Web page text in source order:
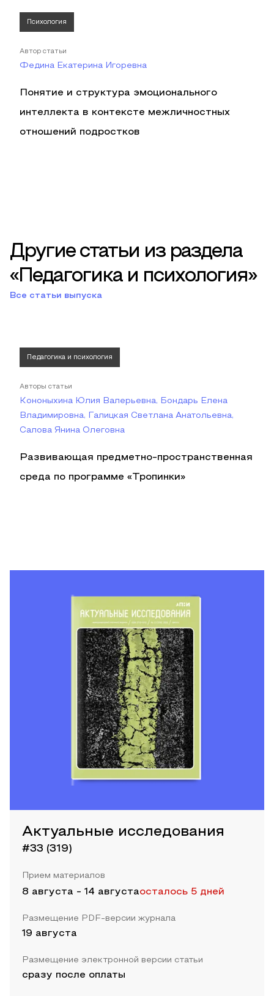
Психология
Автор статьи
Федина Екатерина Игоревна
Понятие и структура эмоционального
интеллекта в контексте межличностных
отношений подростков
Другие статьи из раздела
«Педагогика и психология»
Все статьи выпуска
Педагогика и психология
Авторы статьи
Кононыхина Юлия Валерьевна, Бондарь Елена
Владимировна, Галицкая Светлана Анатольевна,
Салова Янина Олеговна
Развивающая предметно-пространственная
среда по программе «Тропинки»
Актуальные исследования
#33 (319)
Прием материалов
8 августа - 14 августаосталось 5 дней
Размещение PDF-версии журнала
19 августа
Размещение электронной версии статьи
сразу после оплаты